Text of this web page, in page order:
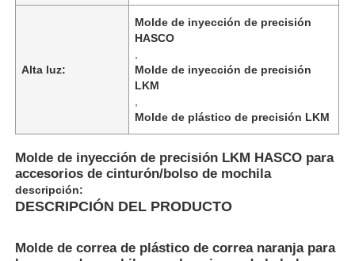
Inicio
Productos
VR Show
Alta luz:
Molde de inyección de precisión
HASCO
Molde de inyección de precisión
LKM
Molde de plástico de precisión LKM
Molde de inyección de precisión LKM HASCO para
accesorios de cinturón/bolso de mochila
descripción:
DESCRIPCIÓN DEL PRODUCTO
Molde de correa de plástico de correa naranja para